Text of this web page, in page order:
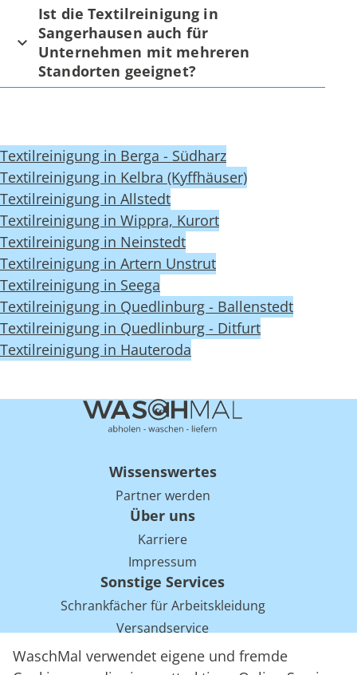
WaschMal verwendet eigene und fremde
Ist die Textilreinigung in
Sangerhausen auch für
Unternehmen mit mehreren
Standorten geeignet?
Textilreinigung in Berga - Südharz
Textilreinigung in Kelbra (Kyffhäuser)
Textilreinigung in Allstedt
Textilreinigung in Wippra, Kurort
Textilreinigung in Neinstedt
Textilreinigung in Artern Unstrut
Textilreinigung in Seega
Textilreinigung in Quedlinburg - Ballenstedt
Textilreinigung in Quedlinburg - Ditfurt
Textilreinigung in Hauteroda
Wissenswertes
Partner werden
Über uns
Karriere
Impressum
Sonstige Services
Schrankfächer für Arbeitskleidung
Versandservice
Einsparpotentiale für Mietwäsche bei Arbeitskleidung